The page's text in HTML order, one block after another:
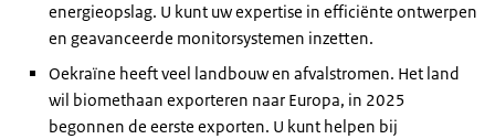
energieopslag. U kunt uw expertise in efficiënte ontwerpen
en geavanceerde monitorsystemen inzetten.
Oekraïne heeft veel landbouw en afvalstromen. Het land
wil biomethaan exporteren naar Europa, in 2025
begonnen de eerste exporten. U kunt helpen bij